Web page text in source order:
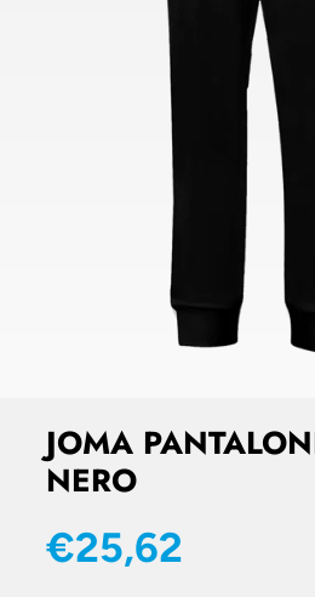
JOMA
NERO
€25,62